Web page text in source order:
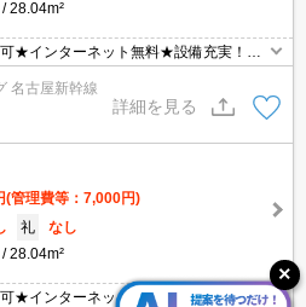
28.04m²
★インターネット無料★設備充実！
徒歩圏内にあって便利な立地です！諸
ください♪
名古屋新幹線
詳細を見る
(管理費等：7,000円)
礼
なし
28.04m²
★インターネット無料★設備充実！